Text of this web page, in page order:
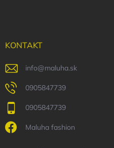
KONTAKT
info@maluha.sk
0905847739
0905847739
Maluha fashion